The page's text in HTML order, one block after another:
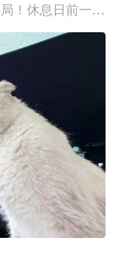
！休息日前一天
玩的心情！下班
后备箱一塞！带
象山饭桶山！到
理物品，我要将